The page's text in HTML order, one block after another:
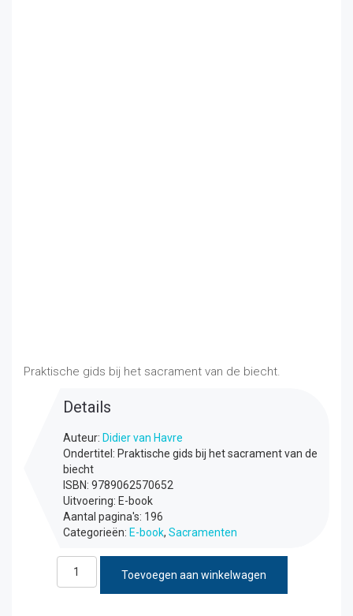
Praktische gids bij het sacrament van de biecht.
Details
Auteur: Didier van Havre
Ondertitel: Praktische gids bij het sacrament van de
biecht
ISBN: 9789062570652
Uitvoering: E-book
Aantal pagina's: 196
Categorieën: E-book, Sacramenten
innerlijke
Toevoegen aan winkelwagen